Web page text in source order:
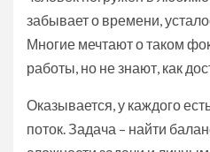
забывает о времени,
Многие мечтают о таком
работы, но не знают, как
Оказывается, у каждого
поток. Задача – найти